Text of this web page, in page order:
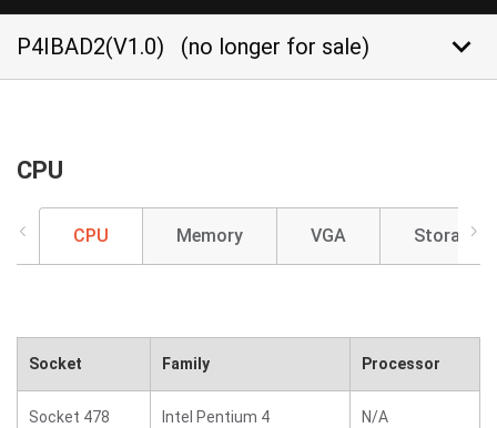
P4IBAD2(V1.0) (no longer for sale) keyboard_arrow_down
CPU
CPU Memory VGA Storage
Socket Family Processor
Socket 478 Intel Pentium 4 N/A